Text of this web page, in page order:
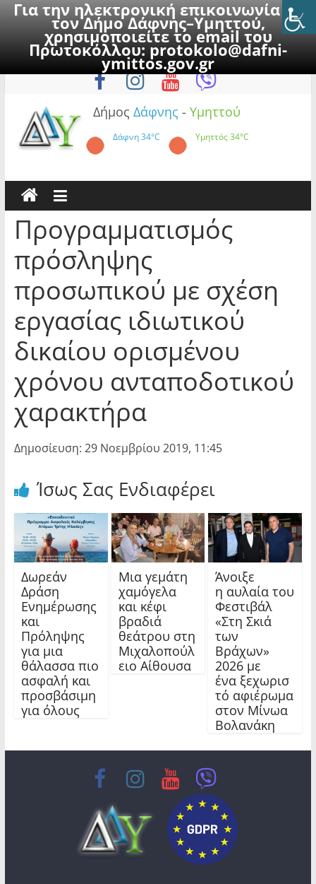
Για την ηλεκτρονική επικοινωνία με
τον Δήμο Δάφνης–Υμηττού,
χρησιμοποιείτε το email του
Πρωτοκόλλου:protokolo@dafni-
ymittos.gov.gr
to
Πέμπτη, 6 Αυγούστου 2026
Δήμος Δάφνης - Υμηττού
Δάφνη34°C Υμηττός34°C
Προγραμματισμός
πρόσληψης
προσωπικού με σχέση
εργασίας ιδιωτικού
δικαίου ορισμένου
χρόνου ανταποδοτικού
χαρακτήρα
Δημοσίευση: 29 Νοεμβρίου 2019, 11:45
Ίσως Σας Ενδιαφέρει
Δωρεάν
Δράση
Ενημέρωσης
και
Πρόληψης
για μια
θάλασσα πιο
ασφαλή και
προσβάσιμη
για όλους
Μια γεμάτη
χαμόγελα
και κέφι
βραδιά
θεάτρου στη
Μιχαλοπούλ
ειο Αίθουσα
Άνοιξε
η αυλαία του
Φεστιβάλ
«Στη Σκιά
των
Βράχων»
2026 με
ένα ξεχωρισ
τό αφιέρωμα
στον Μίνωα
Βολανάκη